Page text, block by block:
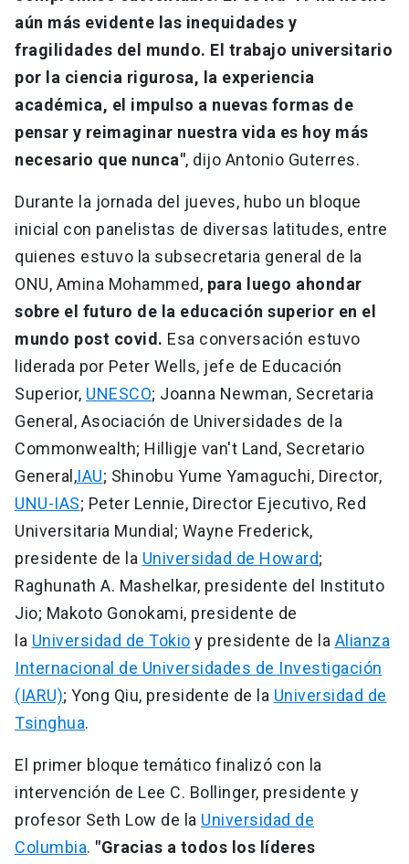
aún más evidente las inequidades y
fragilidades del mundo. El trabajo universitario
por la ciencia rigurosa, la experiencia
académica, el impulso a nuevas formas de
pensar y reimaginar nuestra vida es hoy más
necesario que nunca", dijo Antonio Guterres.
Durante la jornada del jueves, hubo un bloque
inicial con panelistas de diversas latitudes, entre
quienes estuvo la subsecretaria general de la
ONU, Amina Mohammed, para luego ahondar
sobre el futuro de la educación superior en el
mundo post covid. Esa conversación estuvo
liderada por Peter Wells, jefe de Educación
Superior, UNESCO; Joanna Newman, Secretaria
General, Asociación de Universidades de la
Commonwealth; Hilligje van't Land, Secretario
General,IAU; Shinobu Yume Yamaguchi, Director,
UNU-IAS; Peter Lennie, Director Ejecutivo, Red
Universitaria Mundial; Wayne Frederick,
presidente de la Universidad de Howard;
Raghunath A. Mashelkar, presidente del Instituto
Jio; Makoto Gonokami, presidente de
la Universidad de Tokio y presidente de la Alianza
Internacional de Universidades de Investigación
(IARU); Yong Qiu, presidente de la Universidad de
Tsinghua.
El primer bloque temático finalizó con la
intervención de Lee C. Bollinger, presidente y
profesor Seth Low de la Universidad de
Columbia. "Gracias a todos los líderes